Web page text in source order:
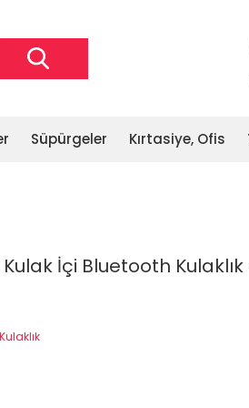
Süpürgeler Kırtasiye, Ofis
İçi Bluetooth Kulaklık